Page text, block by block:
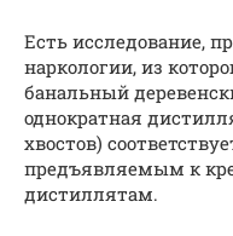
Есть исследование,
наркологии, из
банальный
однократная
хвостов)
предъявляемым к
дистиллятам.